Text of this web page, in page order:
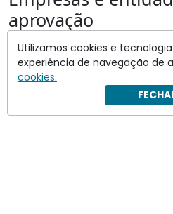
aprovação
Na semana anterior à
aplicativos e do setor de
Brasília para pressionar pela
Utilizamos cookies e
experiência de navegação de
cookies.